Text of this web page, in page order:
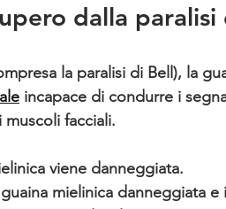
dalla paralisi
la paralisi di Bell), la
incapace di condurre i
facciali.
viene danneggiata.
mielinica danneggiata e